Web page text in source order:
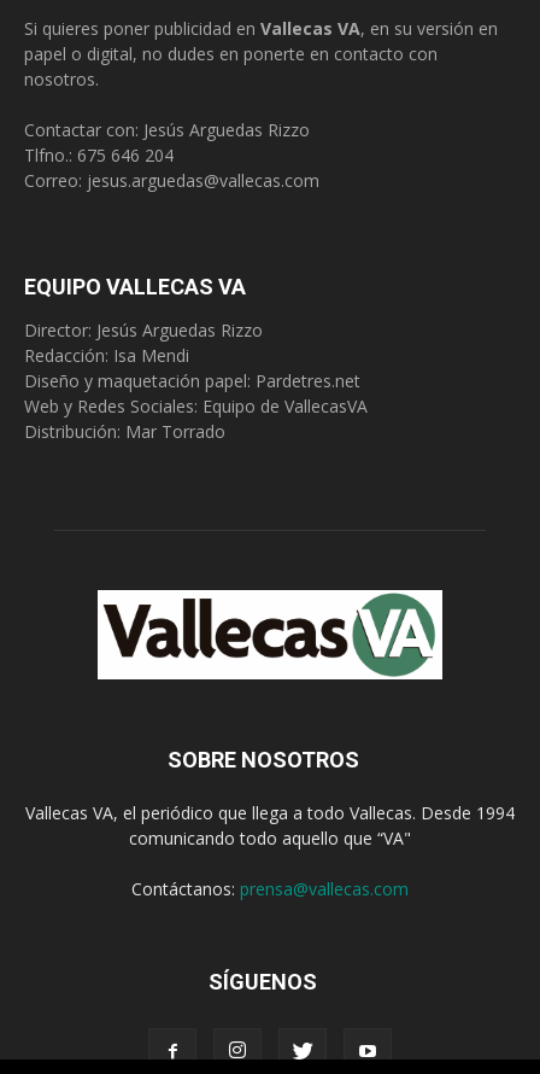
Si quieres poner publicidad en Vallecas VA, en su versión en
papel o digital, no dudes en ponerte en contacto con
nosotros.
Contactar con: Jesús Arguedas Rizzo
Tlfno.: 675 646 204
Correo: jesus.arguedas@vallecas.com
EQUIPO VALLECAS VA
Director: Jesús Arguedas Rizzo
Redacción: Isa Mendi
Diseño y maquetación papel: Pardetres.net
Web y Redes Sociales: Equipo de VallecasVA
Distribución: Mar Torrado
SOBRE NOSOTROS
Vallecas VA, el periódico que llega a todo Vallecas. Desde 1994
comunicando todo aquello que “VA"
Contáctanos: prensa@vallecas.com
SÍGUENOS